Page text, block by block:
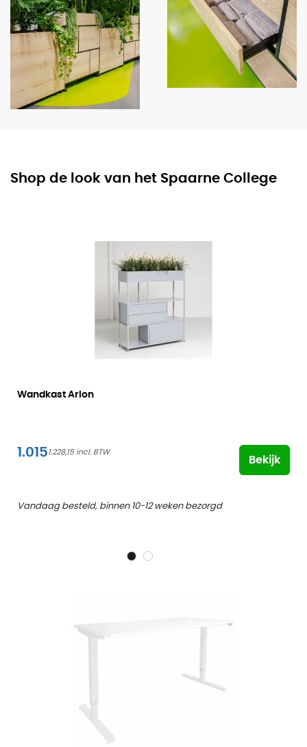
Shop de look van het Spaarne College
Wandkast Arlon
1.0151.228,15
Bekijk
Vandaag besteld, binnen 10-12 weken bezorgd